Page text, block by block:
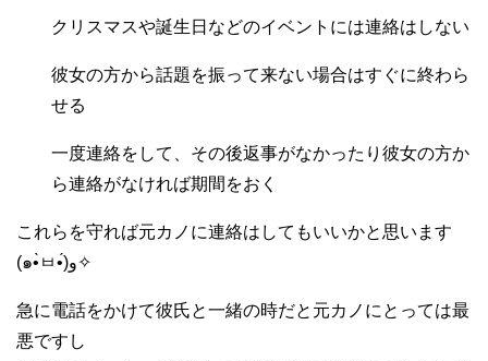
クリスマスや誕生日などのイベントには連絡はしない
彼女の方から話題を振って来ない場合はすぐに終わら
せる
一度連絡をして、その後返事がなかったり彼女の方か
ら連絡がなければ期間をおく
これらを守れば元カノに連絡はしてもいいかと思います
(๑•̀ㅂ•́)و✧
急に電話をかけて彼氏と一緒の時だと元カノにとっては最
悪ですし